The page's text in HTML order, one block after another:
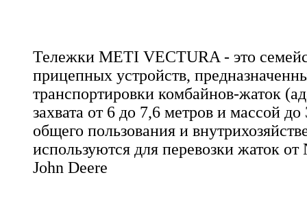
Тележки METI VECTURA - это
прицепных устройств,
транспортировки комбайнов-жаток
захвата от 6 до 7,6 метров и массой
общего пользования и
используются для перевозки жаток
John Deere